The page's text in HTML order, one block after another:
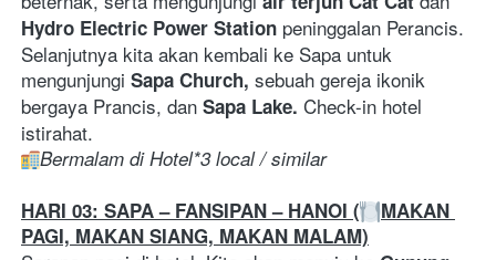
Hydro Electric Power Station peninggalan Perancis.
Selanjutnya kita akan kembali ke Sapa untuk
mengunjungi Sapa Church, sebuah gereja ikonik
bergaya Prancis, dan Sapa Lake. Check-in hotel
istirahat.
Bermalam di Hotel*3 local / similar
HARI 03: SAPA – FANSIPAN – HANOI (
MAKAN
PAGI, MAKAN SIANG, MAKAN MALAM)